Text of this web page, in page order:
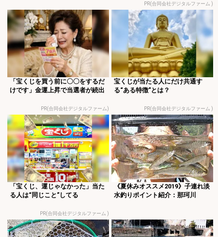
PR(合同会社デジタルファーム )
「宝くじを買う前に〇〇をするだ
けです」金運上昇で当選者が続出
PR(合同会社デジタルファーム)
宝くじが当たる人にだけ共通す
る“ある特徴”とは？
PR(合同会社デジタルファーム )
「宝くじ、運じゃなかった」当た
る人は“同じこと”してる
PR(合同会社デジタルファーム )
《夏休みオススメ2019》子連れ淡
水釣りポイント紹介：那珂川